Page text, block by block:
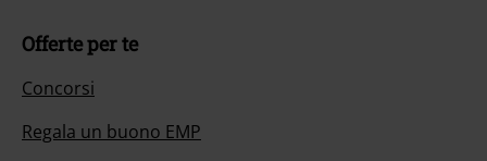
Offerte per te
Concorsi
Regala un buono EMP